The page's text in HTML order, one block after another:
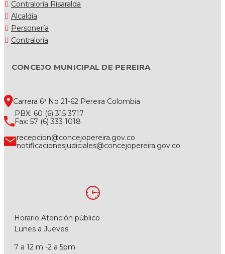
Contraloría Risaralda
Alcaldía
Personería
Contraloría
CONCEJO MUNICIPAL DE PEREIRA
Carrera 6ª No 21-62 Pereira Colombia
PBX: 60 (6) 315 3717
Fax: 57 (6) 333 1018
recepcion@concejopereira.gov.co
notificacionesjudiciales@concejopereira.gov.co
Horario Atención público
Lunes a Jueves
7 a 12 m -2 a 5pm